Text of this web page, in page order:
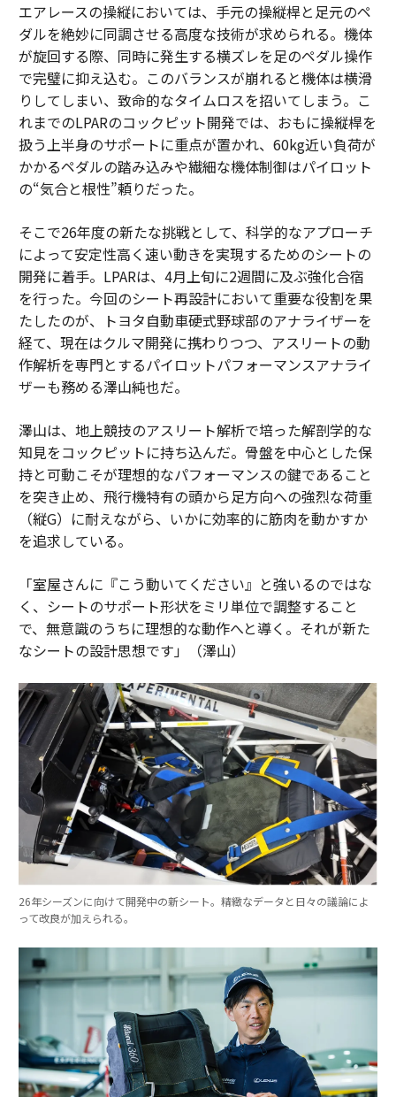
エアレースの操縦においては、手元の操縦桿と足元のペ
ダルを絶妙に同調させる高度な技術が求められる。機体
が旋回する際、同時に発生する横ズレを足のペダル操作
で完璧に抑え込む。このバランスが崩れると機体は横滑
りしてしまい、致命的なタイムロスを招いてしまう。こ
れまでのLPARのコックピット開発では、おもに操縦桿を
扱う上半身のサポートに重点が置かれ、60kg近い負荷が
かかるペダルの踏み込みや繊細な機体制御はパイロット
の“気合と根性”頼りだった。
そこで26年度の新たな挑戦として、科学的なアプローチ
によって安定性高く速い動きを実現するためのシートの
開発に着手。LPARは、4月上旬に2週間に及ぶ強化合宿
を行った。今回のシート再設計において重要な役割を果
たしたのが、トヨタ自動車硬式野球部のアナライザーを
経て、現在はクルマ開発に携わりつつ、アスリートの動
作解析を専門とするパイロットパフォーマンスアナライ
ザーも務める澤山純也だ。
澤山は、地上競技のアスリート解析で培った解剖学的な
知見をコックピットに持ち込んだ。骨盤を中心とした保
持と可動こそが理想的なパフォーマンスの鍵であること
を突き止め、飛行機特有の頭から足方向への強烈な荷重
（縦G）に耐えながら、いかに効率的に筋肉を動かすか
を追求している。
「室屋さんに『こう動いてください』と強いるのではな
く、シートのサポート形状をミリ単位で調整すること
で、無意識のうちに理想的な動作へと導く。それが新た
なシートの設計思想です」（澤山）
26年シーズンに向けて開発中の新シート。精緻なデータと日々の議論によ
って改良が加えられる。